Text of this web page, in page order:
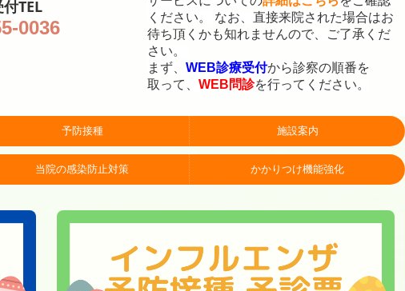
TEL
0036
ください。 なお、直接来院された場合はお
待ち頂くかも知れませんので、ご了承くだ
さい。
まず、WEB診療受付から診察の順番を
取って、WEB問診を行ってください。
予防接種 施設案内
当院の感染防止対策 かかりつけ機能強化